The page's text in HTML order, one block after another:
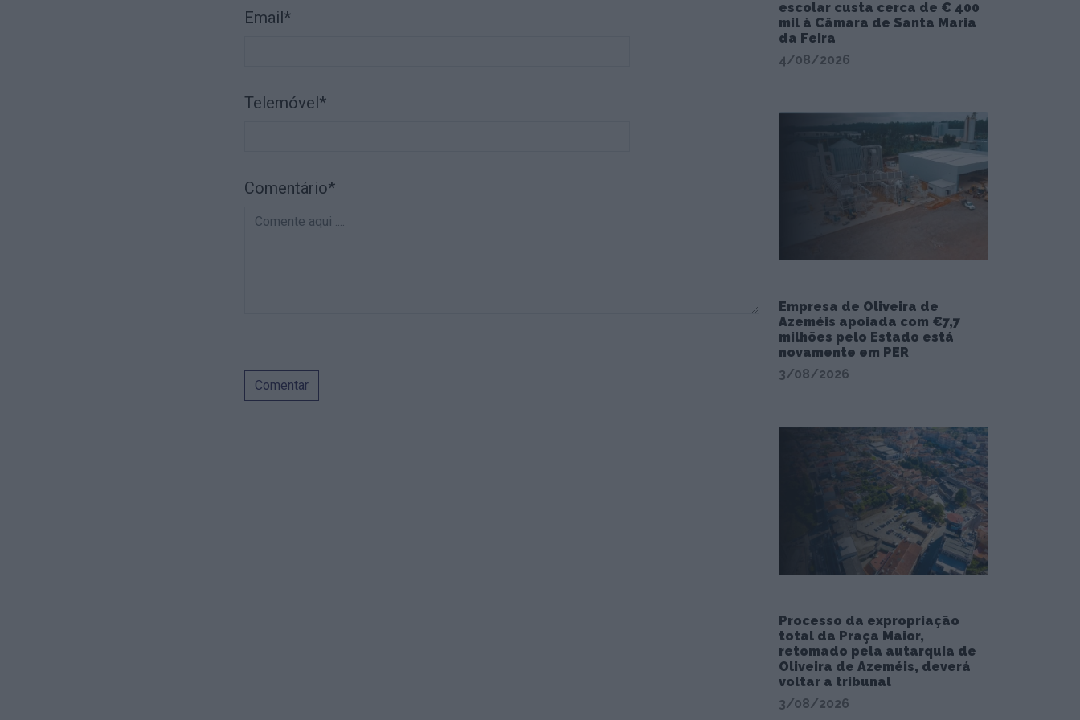
Email*
Telemóvel*
Comentário*
Comentar
escolar custa cerca de € 400
mil à Câmara de Santa Maria
da Feira
4/08/2026
Empresa de Oliveira de
Azeméis apoiada com €7,7
milhões pelo Estado está
novamente em PER
3/08/2026
Processo da expropriação
total da Praça Maior,
retomado pela autarquia de
Oliveira de Azeméis, deverá
voltar a tribunal
3/08/2026